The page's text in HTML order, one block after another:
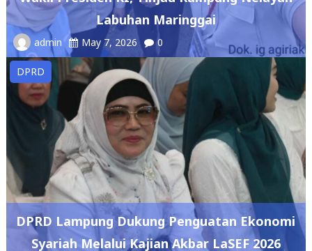
Labuhan Maringgai
admin May 7, 2026 0
DPRD
DPRD Lampung Dukung Penguatan Ekonomi
Syariah Melalui Kajian Akbar LaSEF 2026